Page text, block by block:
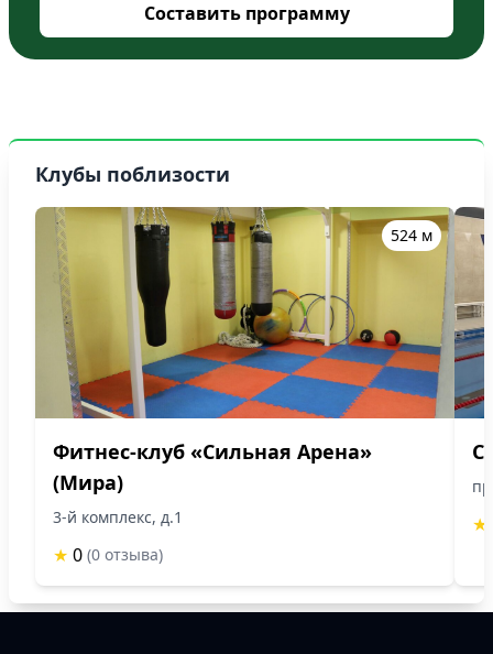
Составить программу
Клубы поблизости
524 м
Фитнес-клуб «Сильная Арена»
(Мира)
3-й комплекс, д.1
★ 0 (0 отзыва)
★